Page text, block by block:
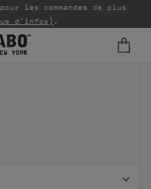
les commandes de plus
d'infos) .